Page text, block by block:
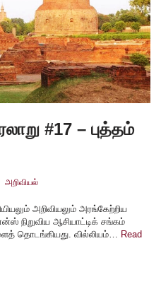
#17 – புத்தம்
அறிவியல்
அறிவியலும் அரங்கேற்றிய
நிறுவிய ஆசியாட்டிக் சங்கம்
தொடங்கியது. வில்லியம்… Read